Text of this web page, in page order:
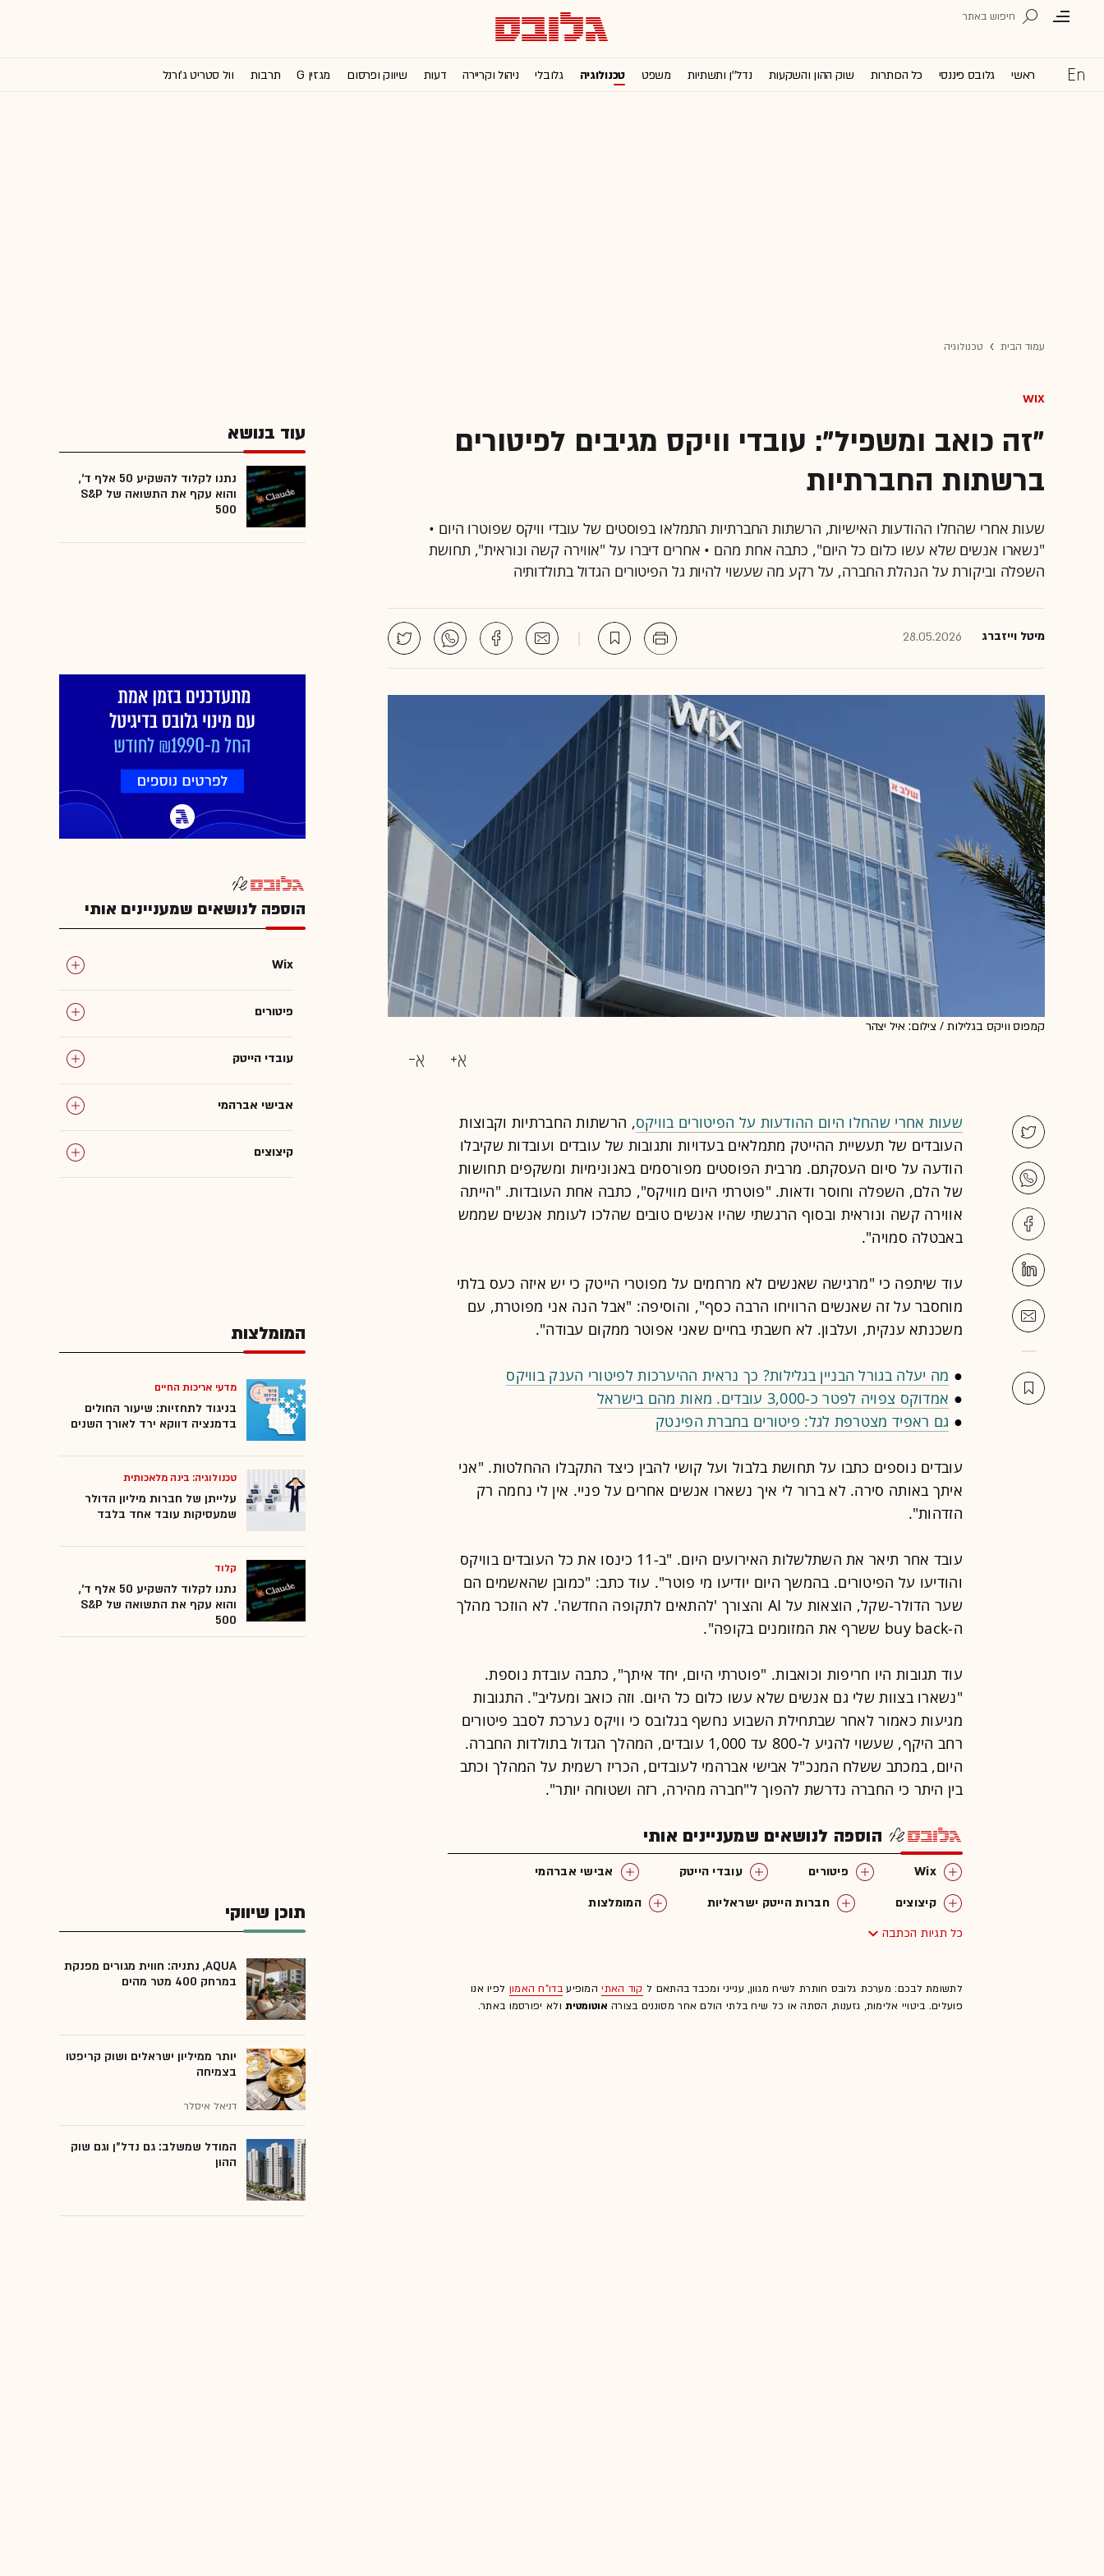
ראשי גלובס פיננסי כל הכותרות שוק ההון והשקעות נדל''ן ותשתיות משפט טכנולוגיה גלובלי ניהול וקריירה דעות שיווק ופרסום מגזין G תרבות וול סטריט ג'ורנל
עמוד הבית טכנולוגיה
Wix
"זה כואב ומשפיל": עובדי וויקס מגיבים לפיטורים
ברשתות החברתיות
שעות אחרי שהחלו ההודעות האישיות, הרשתות החברתיות התמלאו בפוסטים של עובדי וויקס שפוטרו היום •
"נשארו אנשים שלא עשו כלום כל היום", כתבה אחת מהם • אחרים דיברו על "אווירה קשה ונוראית", תחושת
השפלה וביקורת על הנהלת החברה, על רקע מה שעשוי להיות גל הפיטורים הגדול בתולדותיה
מיטל וייזברג 28.05.2026
קמפוס וויקס בגלילות / צילום: איל יצהר
שעות אחרי שהחלו היום ההודעות על הפיטורים בוויקס, הרשתות החברתיות וקבוצות
העובדים של תעשיית ההייטק מתמלאים בעדויות ותגובות של עובדים ועובדות שקיבלו
הודעה על סיום העסקתם. מרבית הפוסטים מפורסמים באנונימיות ומשקפים תחושות
של הלם, השפלה וחוסר ודאות. "פוטרתי היום מוויקס", כתבה אחת העובדות. "הייתה
אווירה קשה ונוראית ובסוף הרגשתי שהיו אנשים טובים שהלכו לעומת אנשים שממש
באבטלה סמויה".
עוד שיתפה כי "מרגישה שאנשים לא מרחמים על מפוטרי הייטק כי יש איזה כעס בלתי
מוחסבר על זה שאנשים הרוויחו הרבה כסף", והוסיפה: "אבל הנה אני מפוטרת, עם
משכנתא ענקית, ועלבון. לא חשבתי בחיים שאני אפוטר ממקום עבודה".
● מה יעלה בגורל הבניין בגלילות? כך נראית ההיערכות לפיטורי הענק בוויקס
● אמדוקס צפויה לפטר כ-3,000 עובדים. מאות מהם בישראל
● גם ראפיד מצטרפת לגל: פיטורים בחברת הפינטק
עובדים נוספים כתבו על תחושת בלבול ועל קושי להבין כיצד התקבלו ההחלטות. "אני
איתך באותה סירה. לא ברור לי איך נשארו אנשים אחרים על פניי. אין לי נחמה רק
הזדהות".
עובד אחר תיאר את השתלשלות האירועים היום. "ב-11 כינסו את כל העובדים בוויקס
והודיעו על הפיטורים. בהמשך היום יודיעו מי פוטר". עוד כתב: "כמובן שהאשמים הם
שער הדולר-שקל, הוצאות על AI והצורך 'להתאים לתקופה החדשה'. לא הוזכר מהלך
ה-buy back ששרף את המזומנים בקופה".
עוד תגובות היו חריפות וכואבות. "פוטרתי היום, יחד איתך", כתבה עובדת נוספת.
"נשארו בצוות שלי גם אנשים שלא עשו כלום כל היום. וזה כואב ומעליב". התגובות
מגיעות כאמור לאחר שבתחילת השבוע נחשף בגלובס כי וויקס נערכת לסבב פיטורים
רחב היקף, שעשוי להגיע ל-800 עד 1,000 עובדים, המהלך הגדול בתולדות החברה.
היום, במכתב ששלח המנכ"ל אבישי אברהמי לעובדים, הכריז רשמית על המהלך וכתב
בין היתר כי החברה נדרשת להפוך ל"חברה מהירה, רזה ושטוחה יותר".
הוספה לנושאים שמעניינים אותי
Wix פיטורים עובדי הייטק
אבישי אברהמי
קיצוצים
חברות הייטק ישראליות
המומלצות
כל תגיות הכתבה
לתשומת לבכם: מערכת גלובס חותרת לשיח מגוון, ענייני ומכבד בהתאם ל קוד האתיהמופיעבדו"ח האמון לפיו אנו
פועלים. ביטויי אלימות, גזענות, הסתה או כל שיח בלתי הולם אחר מסוננים בצורה אוטומטיתולא יפורסמו באתר.
עוד בנושא
נתנו לקלוד להשקיע 50 אלף ד',
והוא עקף את התשואה של S&P
500
הוספה לנושאים שמעניינים אותי
Wix
פיטורים
עובדי הייטק
אבישי אברהמי
קיצוצים
המומלצות
מדעי אריכות החיים
בניגוד לתחזיות: שיעור החולים
בדמנציה דווקא ירד לאורך השנים
טכנולוגיה: בינה מלאכותית
עלייתן של חברות מיליון הדולר
שמעסיקות עובד אחד בלבד
קלוד
נתנו לקלוד להשקיע 50 אלף ד',
והוא עקף את התשואה של S&P
500
תוכן שיווקי
AQUA, נתניה: חווית מגורים מפנקת
במרחק 400 מטר מהים
יותר ממיליון ישראלים ושוק קריפטו
בצמיחה
דניאל איסלר
המודל שמשלב: גם נדל"ן וגם שוק
ההון